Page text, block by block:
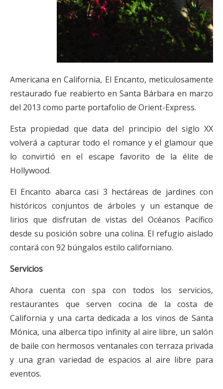
Americana en California, El Encanto, meticulosamente
restaurado fue reabierto en Santa Bárbara en marzo
del 2013 como parte portafolio de Orient-Express.
Esta propiedad que data del principio del siglo XX
volverá a capturar todo el romance y el glamour que
lo convirtió en el escape favorito de la élite de
Hollywood.
El Encanto abarca casi 3 hectáreas de jardines con
históricos conjuntos de árboles y un estanque de
lirios que disfrutan de vistas del Océanos Pacífico
desde su posición sobre una colina. El refugio aislado
contará con 92 búngalos estilo californiano.
Servicios
Ahora cuenta con spa con todos los servicios,
restaurantes que serven cocina de la costa de
California y una carta dedicada a los vinos de Santa
Mónica, una alberca tipo infinity al aire libre, un salón
de baile con hermosos ventanales con terraza privada
y una gran variedad de espacios al aire libre para
eventos.